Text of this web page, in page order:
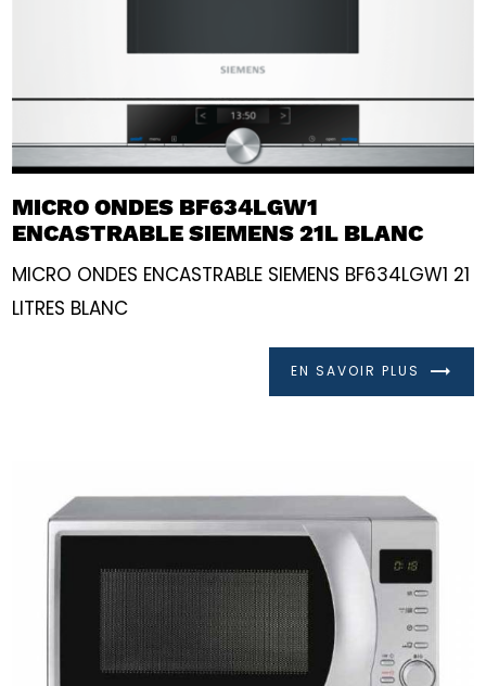
MICRO ONDES BF634LGW1
ENCASTRABLE SIEMENS 21L BLANC
MICRO ONDES ENCASTRABLE SIEMENS BF634LGW1 21
LITRES BLANC
EN SAVOIR PLUS